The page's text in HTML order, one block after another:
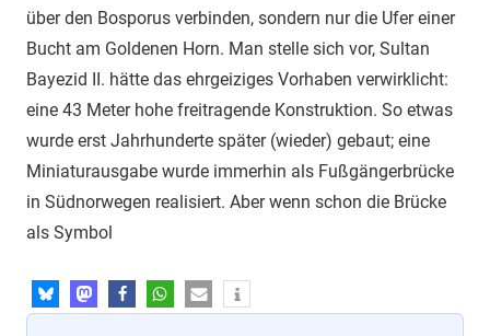
über den Bosporus verbinden, sondern nur die Ufer einer
Bucht am Goldenen Horn. Man stelle sich vor, Sultan
Bayezid II. hätte das ehrgeiziges Vorhaben verwirklicht:
eine 43 Meter hohe freitragende Konstruktion. So etwas
wurde erst Jahrhunderte später (wieder) gebaut; eine
Miniaturausgabe wurde immerhin als Fußgängerbrücke
in Südnorwegen realisiert. Aber wenn schon die Brücke
als Symbol